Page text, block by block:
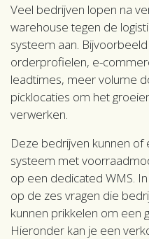
Veel bedrijven lopen na
warehouse tegen de
systeem aan.
orderprofielen, e-
leadtimes, meer volume
picklocaties om het
verwerken.
Deze bedrijven kunnen of
systeem met
op een dedicated WMS.
op de zes vragen die
kunnen prikkelen om een
Hieronder kan je een